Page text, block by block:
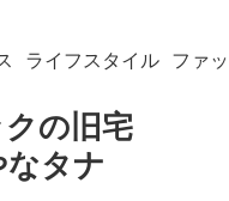
ライフスタイル ファ
の旧宅
タナ